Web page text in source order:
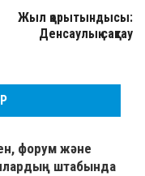
Жыл қорытындысы:
Денсаулық сақтау
форум және
штабында